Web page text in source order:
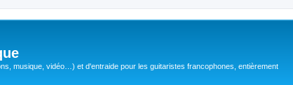
musique, vidéo…) et d'entraide pour les guitaristes francophones, entièrement